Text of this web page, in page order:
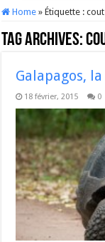
Home » Étiquette :cout
Tag Archives:
Galapagos,
18 février, 2015 0